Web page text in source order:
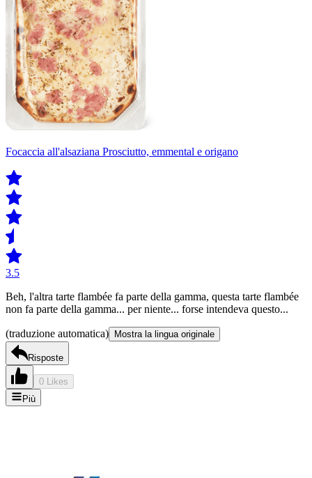
Focaccia all'alsaziana Prosciutto, emmental e origano
3.5
Beh, l'altra tarte flambée fa parte della gamma, questa tarte flambée
non fa parte della gamma... per niente... forse intendeva questo...
(traduzione automatica) Mostra la lingua originale
Risposte
0 Likes
Più